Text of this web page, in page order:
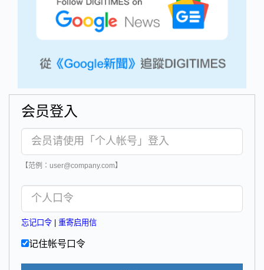
会员登入
【范例：user@company.com】
忘记口令 重寄启用信
记住帐号口令